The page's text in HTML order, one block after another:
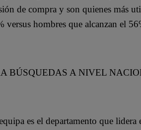
de compra y son quienes más
versus hombres que alcanzan el
BÚSQUEDAS A NIVEL
es el departamento que